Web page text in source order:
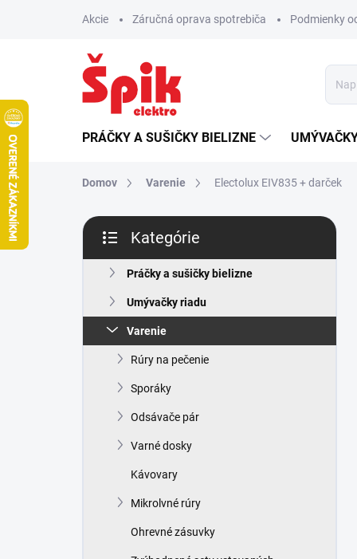
Akcie Záručná oprava spotrebiča Podmienky
PRÁČKY A SUŠIČKY BIELIZNE
Domov Varenie Electolux EIV835+ darček
B
č
p
n
kategórie
Kategórie
Práčky a sušičky bielizne
Umývačky riadu
Varenie
Rúry na pečenie
Sporáky
Odsávače pár
Varné dosky
Kávovary
Mikrolvné rúry
Ohrevné zásuvky